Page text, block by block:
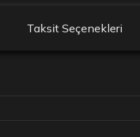
Taksit Seçenekleri